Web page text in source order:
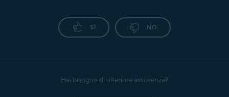
SÌ NO
Hai bisogno di ulteriore assistenza?